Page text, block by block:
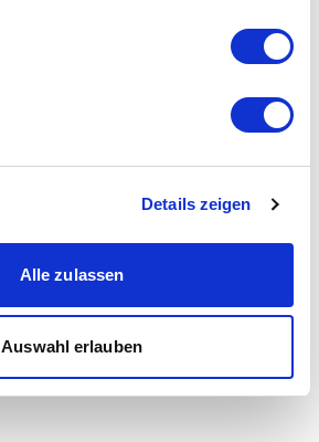
Details zeigen
Alle zulassen
Auswahl erlauben